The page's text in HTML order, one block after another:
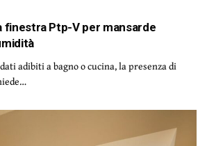
finestra Ptp-V per mansarde
adibiti a bagno o cucina, la presenza di